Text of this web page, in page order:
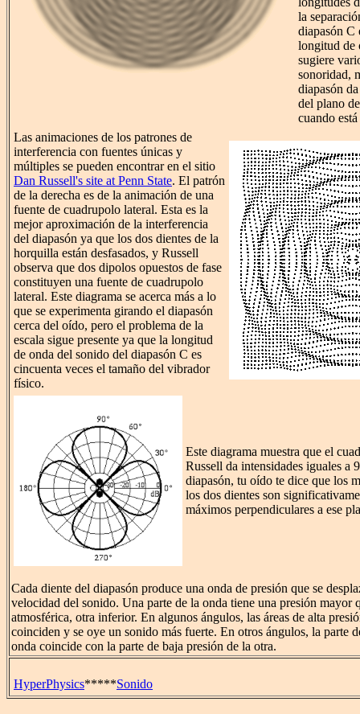
la
diapasón C
longitud de
sugiere
sonoridad,
diapasón
del plano
cuando
Las animaciones de los patrones de
interferencia con fuentes únicas y
múltiples se pueden encontrar en el sitio
Dan Russell's site at Penn State. El patrón
de la derecha es de la animación de una
fuente de cuadrupolo lateral. Esta es la
mejor aproximación de la interferencia
del diapasón ya que los dos dientes de la
horquilla están desfasados, y Russell
observa que dos dipolos opuestos de fase
constituyen una fuente de cuadrupolo
lateral. Este diagrama se acerca más a lo
que se experimenta girando el diapasón
cerca del oído, pero el problema de la
escala sigue presente ya que la longitud
de onda del sonido del diapasón C es
cincuenta veces el tamaño del vibrador
físico.
Este diagrama muestra que el
Russell da intensidades iguales a
diapasón, tu oído te dice que los
los dos dientes son
máximos perpendiculares a ese
Cada diente del diapasón produce una onda de presión que se
velocidad del sonido. Una parte de la onda tiene una presión mayor
atmosférica, otra inferior. En algunos ángulos, las áreas de alta
coinciden y se oye un sonido más fuerte. En otros ángulos, la parte
onda coincide con la parte de baja presión de la otra.
HyperPhysics*****Sonido